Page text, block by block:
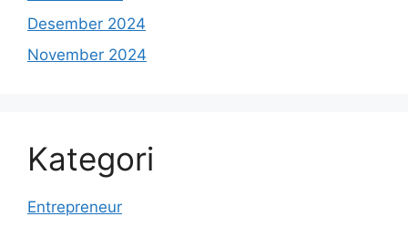
Desember 2024
November 2024
Kategori
Entrepreneur